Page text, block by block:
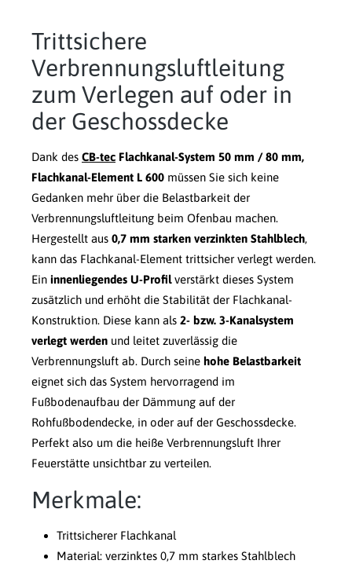
Trittsichere
Verbrennungsluftleitung
zum Verlegen auf oder in
der Geschossdecke
Dank des CB-tec Flachkanal-System 50 mm / 80 mm,
Flachkanal-Element L 600 müssen Sie sich keine
Gedanken mehr über die Belastbarkeit der
Verbrennungsluftleitung beim Ofenbau machen.
Hergestellt aus 0,7 mm starken verzinkten Stahlblech,
kann das Flachkanal-Element trittsicher verlegt werden.
Ein innenliegendes U-Profilverstärkt dieses System
zusätzlich und erhöht die Stabilität der Flachkanal-
Konstruktion. Diese kann als 2- bzw. 3-Kanalsystem
verlegt werden und leitet zuverlässig die
Verbrennungsluft ab. Durch seine hohe Belastbarkeit
eignet sich das System hervorragend im
Fußbodenaufbau der Dämmung auf der
Rohfußbodendecke, in oder auf der Geschossdecke.
Perfekt also um die heiße Verbrennungsluft Ihrer
Feuerstätte unsichtbar zu verteilen.
Merkmale:
Trittsicherer Flachkanal
Material: verzinktes 0,7 mm starkes Stahlblech